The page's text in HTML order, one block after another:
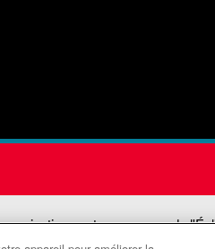
est une agence de